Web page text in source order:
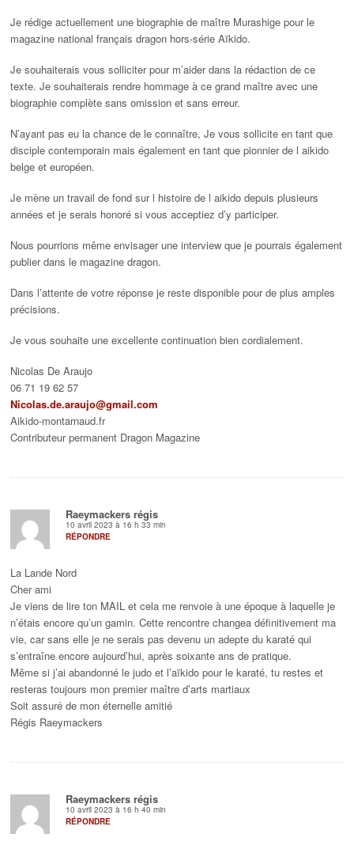
Je rédige actuellement une biographie de maître Murashige pour le
magazine national français dragon hors-série Aïkido.
Je souhaiterais vous solliciter pour m’aider dans la rédaction de ce
texte. Je souhaiterais rendre hommage à ce grand maître avec une
biographie complète sans omission et sans erreur.
N’ayant pas eu la chance de le connaître, Je vous sollicite en tant que
disciple contemporain mais également en tant que pionnier de l aikido
belge et européen.
Je mène un travail de fond sur l histoire de l aikido depuis plusieurs
années et je serais honoré si vous acceptiez d’y participer.
Nous pourrions même envisager une interview que je pourrais également
publier dans le magazine dragon.
Dans l’attente de votre réponse je reste disponible pour de plus amples
précisions.
Je vous souhaite une excellente continuation bien cordialement.
Nicolas De Araujo
06 71 19 62 57
Nicolas.de.araujo@gmail.com
Aikido-montarnaud.fr
Contributeur permanent Dragon Magazine
Raeymackers régis
10 avril 2023 à 16 h 33 min
La Lande Nord
Cher ami
Je viens de lire ton MAIL et cela me renvoie à une époque à laquelle je
n’étais encore qu’un gamin. Cette rencontre changea définitivement ma
vie, car sans elle je ne serais pas devenu un adepte du karaté qui
s’entraîne encore aujourd’hui, après soixante ans de pratique.
Même si j’ai abandonné le judo et l’aïkido pour le karaté, tu restes et
resteras toujours mon premier maître d’arts martiaux
Soit assuré de mon éternelle amitié
Régis Raeymackers
RÉPONDRE
Raeymackers régis
10 avril 2023 à 16 h 40 min
RÉPONDRE